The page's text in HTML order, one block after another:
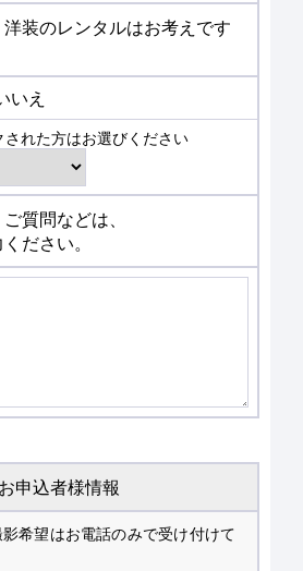
装のレンタルはお考えです
いえ
された方はお選びください
質問などは、
ださい。
お申込者様情報
希望はお電話のみで受け付けて